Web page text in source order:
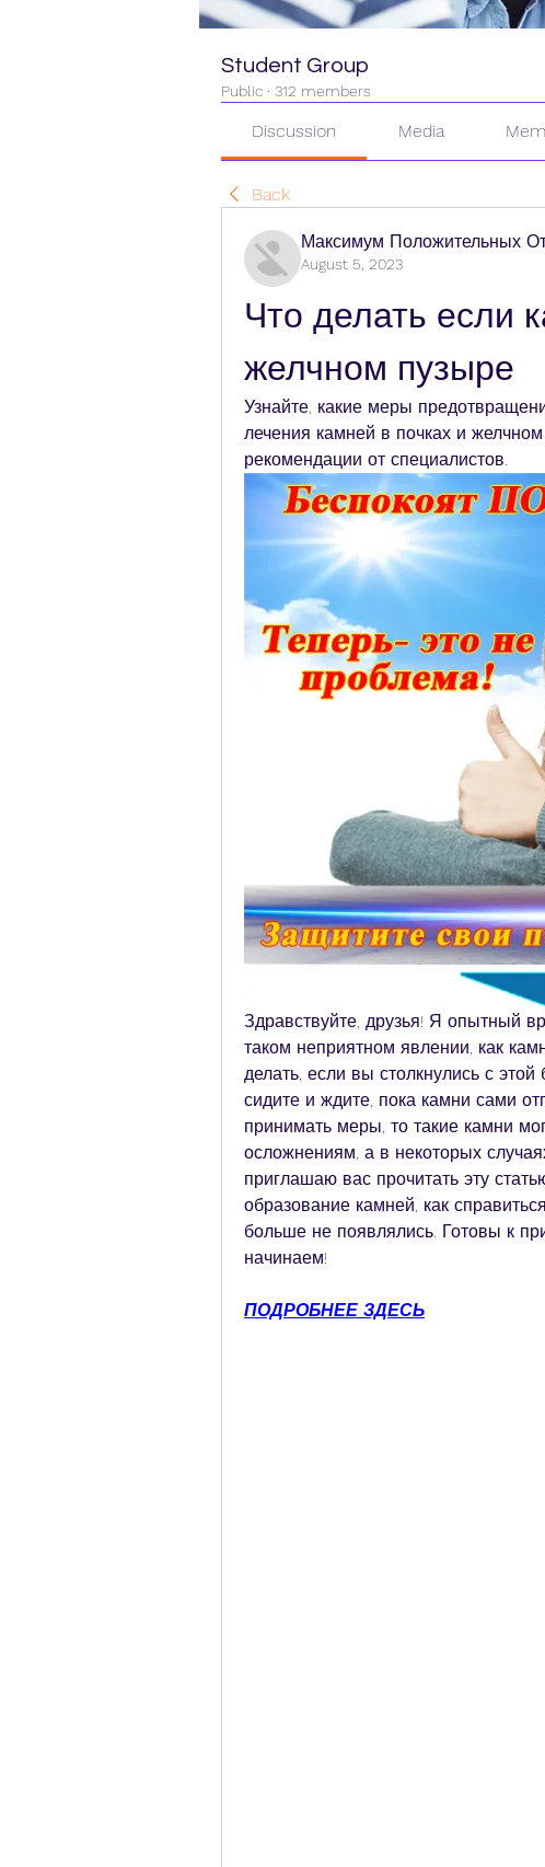
Student Group
Public · 312 members
Discussion Media
Back
Максимум Положительных
August 5, 2023
Что делать если
желчном пузыре
Узнайте, какие меры
лечения камней в почках и
рекомендации от специалистов.
Здравствуйте, друзья! Я опытный
таком неприятном явлении, как
делать, если вы столкнулись с
сидите и ждите, пока камни сами
принимать меры, то такие камни
осложнениям, а в некоторых
приглашаю вас прочитать эту
образование камней, как
больше не появлялись. Готовы к
начинаем!
ПОДРОБНЕЕ ЗДЕСЬ